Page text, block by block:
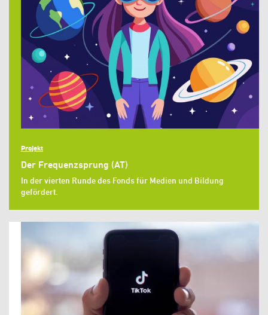
Projekt
Der Frequenzsprung (AT)
In der vierten Runde des Fonds für Medien und Bildung
gefördert.